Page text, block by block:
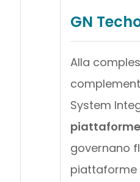
GN
Alla
System
governano
piattaforme